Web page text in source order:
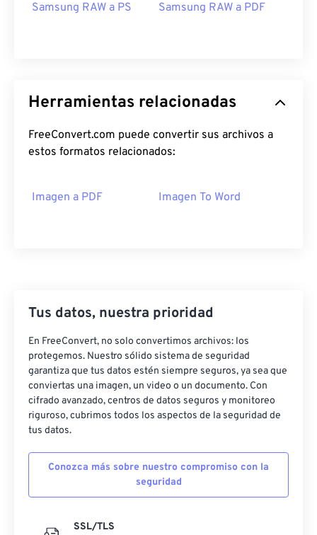
Samsung RAW a PS Samsung RAW a PDF
Herramientas relacionadas
FreeConvert.com puede convertir sus archivos a
estos formatos relacionados:
Imagen a PDF Imagen To Word
Tus datos, nuestra prioridad
En FreeConvert, no solo convertimos archivos: los
protegemos. Nuestro sólido sistema de seguridad
garantiza que tus datos estén siempre seguros, ya sea que
conviertas una imagen, un video o un documento. Con
cifrado avanzado, centros de datos seguros y monitoreo
riguroso, cubrimos todos los aspectos de la seguridad de
tus datos.
Conozca más sobre nuestro compromiso con la
seguridad
SSL/TLS